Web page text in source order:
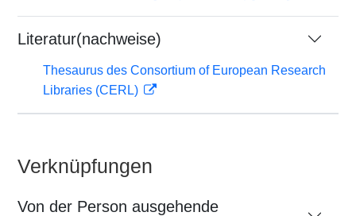
Literatur(nachweise)
Thesaurus des Consortium of European Research
Libraries (CERL)
Verknüpfungen
Von der Person ausgehende